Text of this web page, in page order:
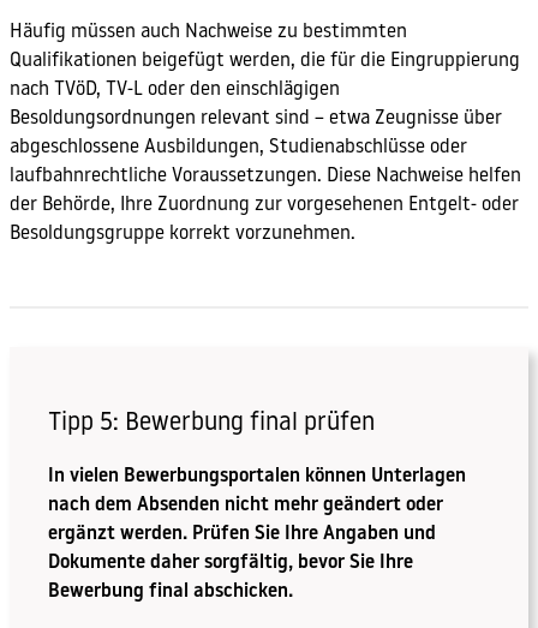
Häufig müssen auch Nachweise zu bestimmten
Qualifikationen beigefügt werden, die für die Eingruppierung
nach TVöD, TV-L oder den einschlägigen
Besoldungsordnungen relevant sind – etwa Zeugnisse über
abgeschlossene Ausbildungen, Studienabschlüsse oder
laufbahnrechtliche Voraussetzungen. Diese Nachweise helfen
der Behörde, Ihre Zuordnung zur vorgesehenen Entgelt- oder
Besoldungsgruppe korrekt vorzunehmen.
Tipp 5: Bewerbung final prüfen
In vielen Bewerbungsportalen können Unterlagen
nach dem Absenden nicht mehr geändert oder
ergänzt werden. Prüfen Sie Ihre Angaben und
Dokumente daher sorgfältig, bevor Sie Ihre
Bewerbung final abschicken.